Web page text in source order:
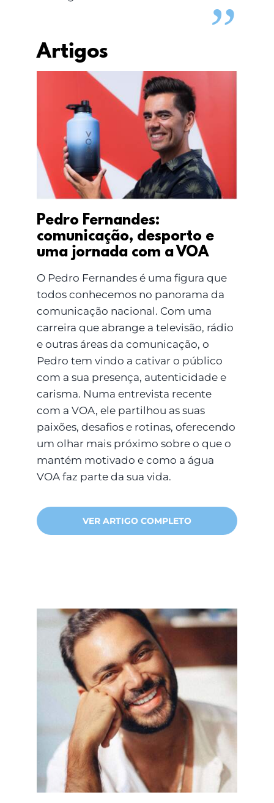
Artigos
Pedro Fernandes:
comunicação, desporto e
uma jornada com a VOA
O Pedro Fernandes é uma figura que
todos conhecemos no panorama da
comunicação nacional. Com uma
carreira que abrange a televisão, rádio
e outras áreas da comunicação, o
Pedro tem vindo a cativar o público
com a sua presença, autenticidade e
carisma. Numa entrevista recente
com a VOA, ele partilhou as suas
paixões, desafios e rotinas, oferecendo
um olhar mais próximo sobre o que o
mantém motivado e como a água
VOA faz parte da sua vida.
VER ARTIGO COMPLETO